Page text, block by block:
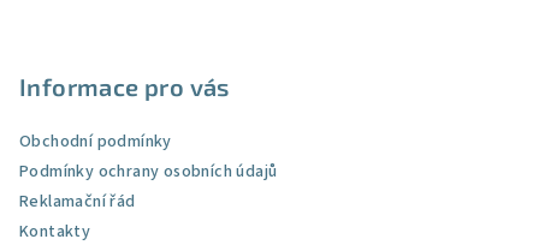
Informace pro vás
Obchodní podmínky
Podmínky ochrany osobních údajů
Reklamační řád
Kontakty